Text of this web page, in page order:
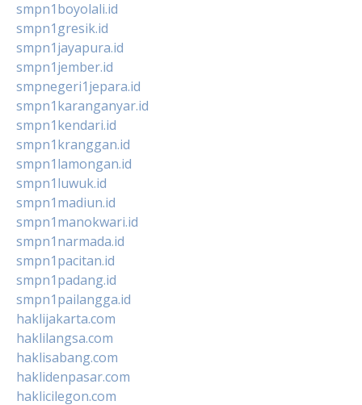
smpn1boyolali.id
smpn1gresik.id
smpn1jayapura.id
smpn1jember.id
smpnegeri1jepara.id
smpn1karanganyar.id
smpn1kendari.id
smpn1kranggan.id
smpn1lamongan.id
smpn1luwuk.id
smpn1madiun.id
smpn1manokwari.id
smpn1narmada.id
smpn1pacitan.id
smpn1padang.id
smpn1pailangga.id
haklijakarta.com
haklilangsa.com
haklisabang.com
haklidenpasar.com
haklicilegon.com